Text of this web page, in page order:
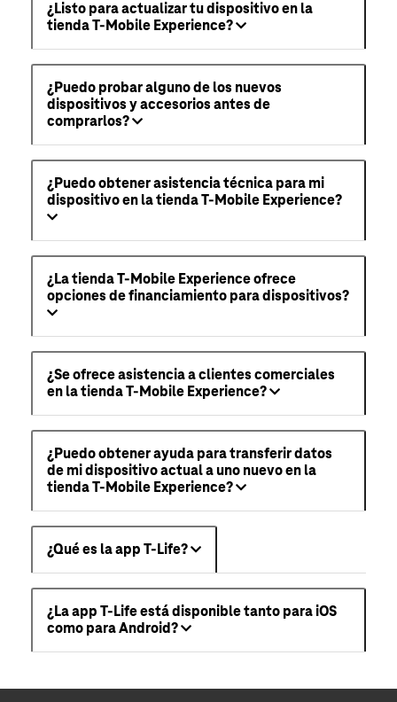
¿Listo para actualizar tu dispositivo en la
tienda T-Mobile Experience?
¿Puedo probar alguno de los nuevos
dispositivos y accesorios antes de
comprarlos?
¿Puedo obtener asistencia técnica para mi
dispositivo en la tienda T-Mobile Experience?
¿La tienda T-Mobile Experience ofrece
opciones de financiamiento para dispositivos?
¿Se ofrece asistencia a clientes comerciales
en la tienda T-Mobile Experience?
¿Puedo obtener ayuda para transferir datos
de mi dispositivo actual a uno nuevo en la
tienda T-Mobile Experience?
¿Qué es la app T-Life?
¿La app T-Life está disponible tanto para iOS
como para Android?